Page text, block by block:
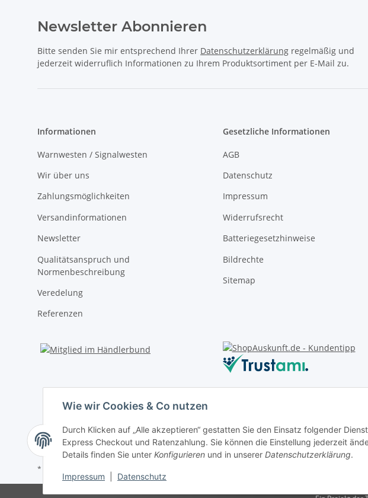
Newsletter Abonnieren
Bitte senden Sie mir entsprechend Ihrer Datenschutzerklärung regelmäßig und
jederzeit widerruflich Informationen zu Ihrem Produktsortiment per E-Mail zu.
Informationen
Warnwesten / Signalwesten
Wir über uns
Zahlungsmöglichkeiten
Versandinformationen
Newsletter
Qualitätsanspruch und
Normenbeschreibung
Veredelung
Referenzen
Gesetzliche Informationen
AGB
Datenschutz
Impressum
Widerrufsrecht
Batteriegesetzhinweise
Bildrechte
Sitemap
* Alle Preise inkl. gesetzlicher USt., zzgl.
Wie wir Cookies & Co nutzen
Durch Klicken auf „Alle akzeptieren“ gestatten Sie den Einsatz folgender
Express Checkout und Ratenzahlung. Sie können die Einstellung jederzeit
Details finden Sie unter Konfigurieren und in unserer Datenschutzerklärung.
Impressum Datenschutz